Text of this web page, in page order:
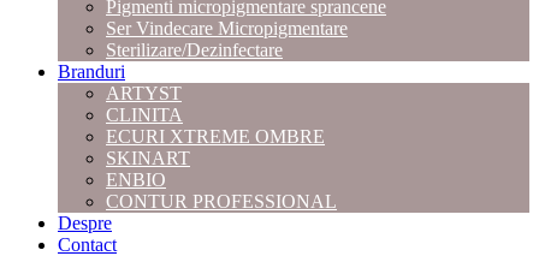
Pigmenti micropigmentare sprancene
Ser Vindecare Micropigmentare
Sterilizare/Dezinfectare
Branduri
ARTYST
CLINITA
ECURI XTREME OMBRE
SKINART
ENBIO
CONTUR PROFESSIONAL
Despre
Contact